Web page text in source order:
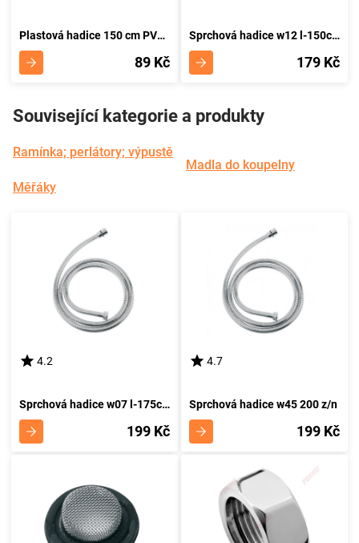
Plastová hadice 150 cm PVC/155,1
89 Kč
Sprchová hadice w12 l-150cm
179 Kč
Související kategorie a produkty
Ramínka; perlátory; výpustě
Měřáky
Madla do koupelny
4.2
Sprchová hadice w07 l-175cm
199 Kč
4.7
Sprchová hadice w45 200 z/n
199 Kč